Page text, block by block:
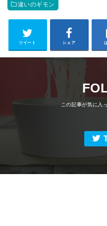
違いのギモン
ツイート シェア